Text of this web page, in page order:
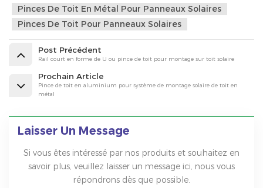
Pinces De Toit En Métal Pour Panneaux Solaires
Pinces De Toit Pour Panneaux Solaires
Post Précédent
Rail court en forme de U ou pince de toit pour montage sur toit solaire
Prochain Article
Pince de toit en aluminium pour système de montage solaire de toit en
métal
Laisser Un Message
Si vous êtes intéressé par nos produits et souhaitez en
savoir plus, veuillez laisser un message ici, nous vous
répondrons dès que possible.